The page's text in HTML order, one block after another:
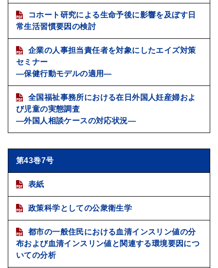
コホート研究による生命予後に影響を及ぼす日
常生活習慣要因の検討
企業の人事担当責任者を対象にしたエイズ対策
セミナー
―保健行動モデルの適用―
全国福祉事務所における在日外国人妊産婦およ
び児童の実態調査
―外国人相談ケースの対応状況―
第43巻7号
表紙
政策科学としての公衆衛生学
都市の一般住民における血清インスリン値の分
布および血清インスリン値と関連する環境要因につ
いての分析